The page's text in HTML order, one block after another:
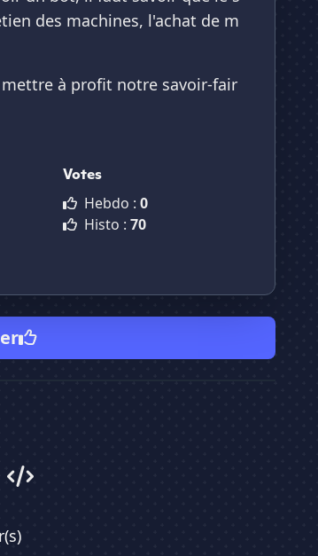
des machines, l'achat de m
à profit notre savoir-fair
Votes
Hebdo : 0
Histo : 70